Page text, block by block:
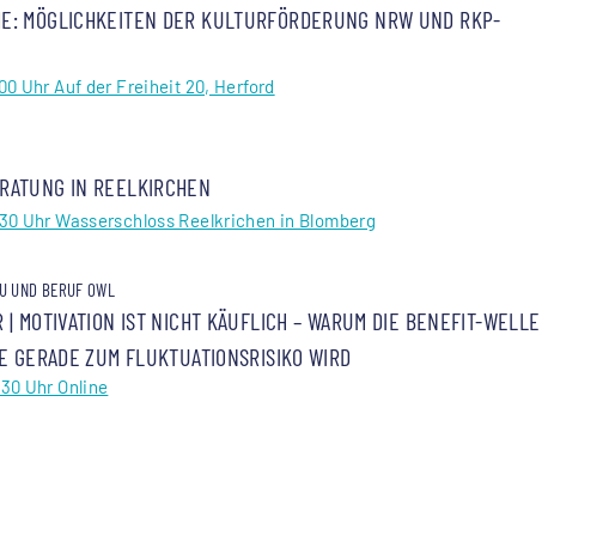
MÖGLICHKEITEN DER KULTURFÖRDERUNG NRW UND RKP-
Uhr Auf der Freiheit 20, Herford
IN REELKIRCHEN
Uhr Wasserschloss Reelkrichen in Blomberg
UND BERUF OWL
| MOTIVATION IST NICHT KÄUFLICH – WARUM DIE BENEFIT-WELLE
GERADE ZUM FLUKTUATIONSRISIKO WIRD
Uhr Online